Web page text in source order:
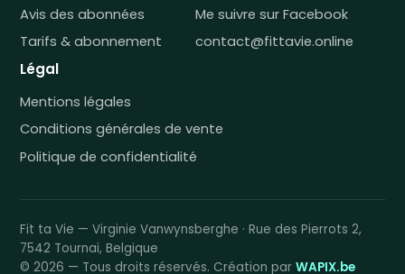
Avis des abonnées
Tarifs & abonnement
Me suivre sur Facebook
contact@fittavie.online
Légal
Mentions légales
Conditions générales de vente
Politique de confidentialité
Fit ta Vie — Virginie Vanwynsberghe · Rue des Pierrots 2,
7542 Tournai, Belgique
© 2026 — Tous droits réservés. Création par WAPIX.be